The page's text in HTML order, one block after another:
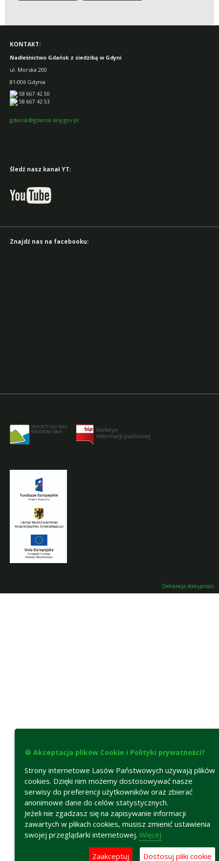
KONTAKT:
Nadleśnictwo Gdańsk z siedzibą w Gdyni
ul. Morska 200
81-006 Gdynia
58 667 42 50
58 667 42 53
gdansk@gdansk.lasy.gov.pl
Śledź nasz kanał YT:
Znajdź nas na facebooku:
Deklaracja dostępności
🍪 Akceptacja plików Cookie i Polityki prywatności?
Strony internetowe Lasów Państwowych używają plików
cookies. Dzięki nim możemy dostosowywać nasze
serwisy do preferencji użytkowników oraz zbierać
anonimowe dane do celów statystycznych.
Jeżeli nie zgadzasz się na zapisywanie informacji
zawartych w plikach cookies, musisz zmienić ustawienia
swojej przeglądarki internetowej. Więcej
Zaakceptuj Dostosuj pliki cookie